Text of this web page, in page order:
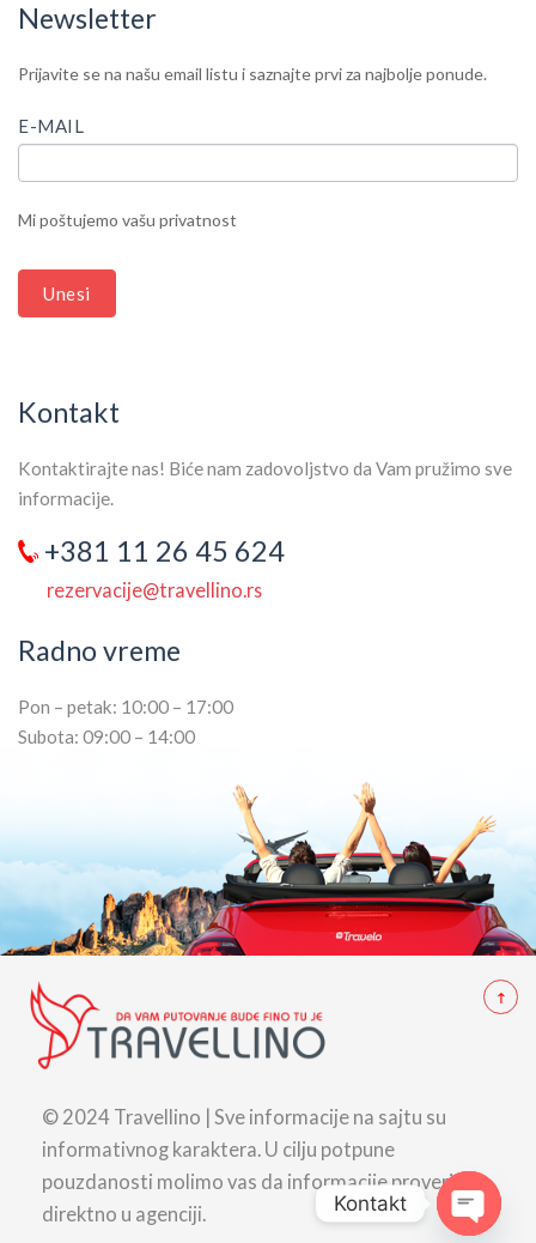
Newsletter
Newsletter
Prijavite se na našu email listu i saznajte prvi za najbolje ponude.
E-MAIL
Mi poštujemo vašu privatnost
Unesi
IF
ARE
HUMAN,
FIELD
Kontakt
Kontaktirajte nas! Biće nam zadovoljstvo da Vam pružimo sve
informacije.
+381 11 26 45 624
rezervacije@travellino.rs
Radno vreme
Pon – petak: 10:00 – 17:00
Subota: 09:00 – 14:00
© 2024 Travellino | Sve informacije na sajtu su
informativnog karaktera. U cilju potpune
pouzdanosti molimo vas da informacije proverite
direktno u agenciji.
Kontakt